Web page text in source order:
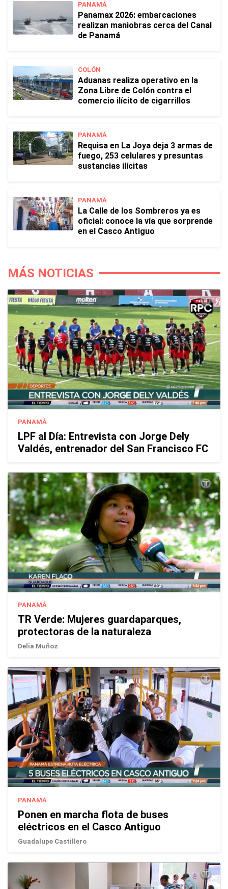
PANAMÁ
Panamax 2026: embarcaciones
realizan maniobras cerca del Canal
de Panamá
COLÓN
Aduanas realiza operativo en la
Zona Libre de Colón contra el
comercio ilícito de cigarrillos
PANAMÁ
Requisa en La Joya deja 3 armas de
fuego, 253 celulares y presuntas
sustancias ilícitas
PANAMÁ
La Calle de los Sombreros ya es
oficial: conoce la vía que sorprende
en el Casco Antiguo
MÁS NOTICIAS
PANAMÁ
LPF al Día: Entrevista con Jorge Dely
Valdés, entrenador del San Francisco FC
PANAMÁ
TR Verde: Mujeres guardaparques,
protectoras de la naturaleza
Delia Muñoz
PANAMÁ
Ponen en marcha flota de buses
eléctricos en el Casco Antiguo
Guadalupe Castillero